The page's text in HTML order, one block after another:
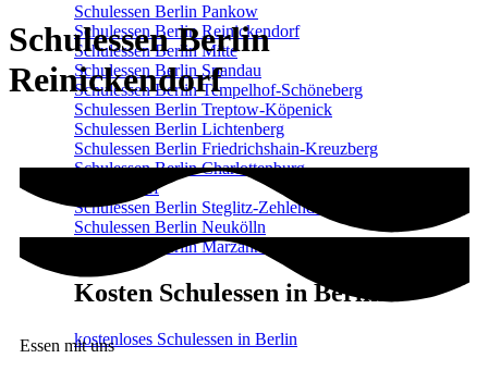
Schulessen Berlin Pankow
Schulessen Berlin Reinickendorf
Schulessen Berlin Mitte
Schulessen Berlin Spandau
Schulessen Berlin Tempelhof-Schöneberg
Schulessen Berlin Treptow-Köpenick
Schulessen Berlin Lichtenberg
Schulessen Berlin Friedrichshain-Kreuzberg
Schulessen Berlin Charlottenburg-
Wilmersdorf
Schulessen Berlin Steglitz-Zehlendorf
Schulessen Berlin Neukölln
Schulessen Berlin Marzahn-Hellersdorf
Kosten Schulessen in Berlin
kostenloses Schulessen in Berlin
Schulessen Berlin
Reinickendorf
Essen mit uns